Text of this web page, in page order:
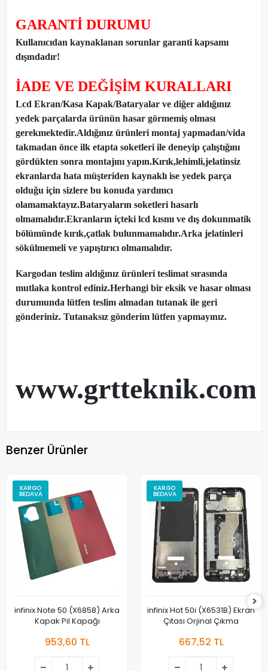
GARANTİ DURUMU
Kullanıcıdan kaynaklanan sorunlar garanti kapsamı
dışındadır!
İADE VE DEĞİŞİM KURALLARI
Lcd Ekran/Kasa Kapak/Bataryalar ve diğer aldığınız
yedek parçalarda ürünün hasar görmemiş olması
gerekmektedir.Aldığınız ürünleri montaj yapmadan/vida
takmadan önce ilk etapta soketleri ile deneyip çalıştığını
gördükten sonra montajını yapın.Kırık,lehimli,jelatinsiz
ekranlarda hata müşteriden kaynaklı ise yedek parça
olduğu için sizlere bu konuda yardımcı
olamamaktayız.Bataryaların soketleri hasarlı
olmamalıdır.Ekranların içteki lcd kısmı ve dış dokunmatik
bölümünde kırık,çatlak bulunmamalıdır.Arka jelatinleri
sökülmemeli ve yapıştırıcı olmamalıdır.
Kargodan teslim aldığınız ürünleri teslimat sırasında
mutlaka kontrol ediniz.Herhangi bir eksik ve hasar olması
durumunda lütfen teslim almadan tutanak ile geri
gönderiniz. Tutanaksız gönderim lütfen yapmayınız.
www.grtteknik.com
Benzer Ürünler
KARGO
BEDAVA
infinix Note 50 (X6858) Arka
Kapak Pil Kapağı
953,60 TL
KARGO
BEDAVA
infinix Hot 50i (X6531B) Ekran
Çıtası Orjinal Çıkma
667,52 TL